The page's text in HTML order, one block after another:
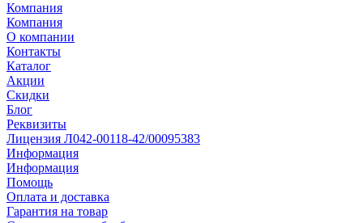
Компания
Компания
О компании
Контакты
Каталог
Акции
Скидки
Блог
Реквизиты
Лицензия Л042-00118-42/00095383
Информация
Информация
Помощь
Оплата и доставка
Гарантия на товар